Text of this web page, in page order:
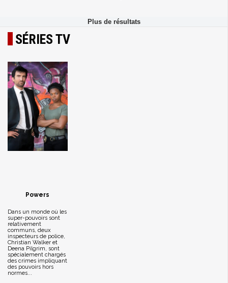
SÉRIES TV
Powers
Dans un monde où les
super-pouvoirs sont
relativement
communs, deux
inspecteurs de police,
Christian Walker et
Deena Pilgrim, sont
spécialement chargés
des crimes impliquant
des pouvoirs hors
normes...